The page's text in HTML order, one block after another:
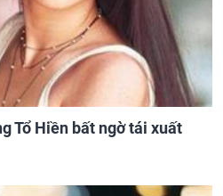
Tổ Hiền bất ngờ tái xuất